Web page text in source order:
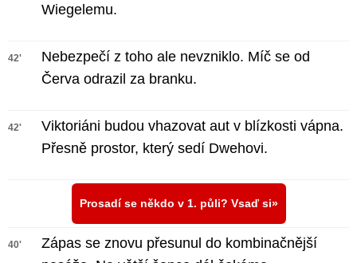
Wiegelemu.
42'
Nebezpečí z toho ale nevzniklo. Míč se od
Červa odrazil za branku.
42'
Viktoriáni budou vhazovat aut v blízkosti vápna.
Přesně prostor, který sedí Dwehovi.
Prosadí se někdo v 1. půli? Vsaď si
40'
Zápas se znovu přesunul do kombinačnější